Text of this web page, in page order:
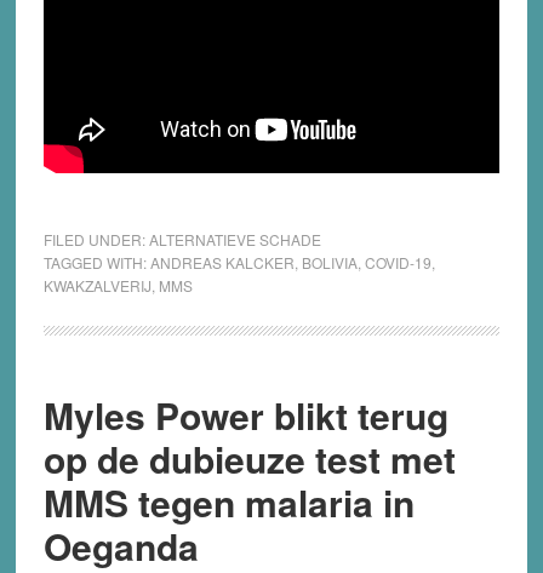
FILED UNDER:ALTERNATIEVE SCHADE
TAGGED WITH:ANDREAS KALCKER BOLIVIA, COVID-19
KWAKZALVERIJ MMS
Myles Power blikt terug
op de dubieuze test met
MMS tegen malaria in
Oeganda